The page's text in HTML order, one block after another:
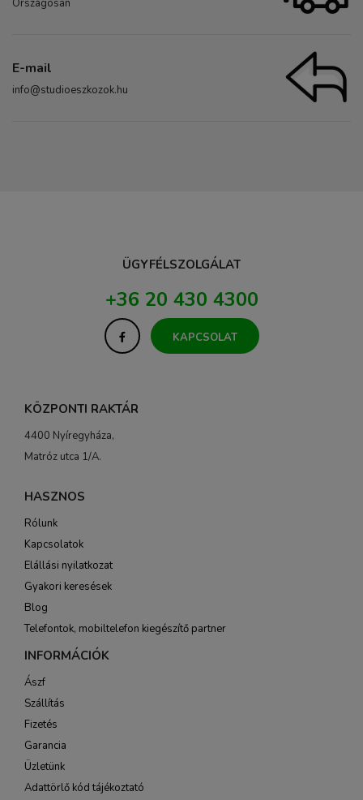
Országosan
E-mail
info@studioeszkozok.hu
ÜGYFÉLSZOLGÁLAT
+36 20 430 4300
KAPCSOLAT
KÖZPONTI RAKTÁR
4400 Nyíregyháza,
Matróz utca 1/A.
HASZNOS
Rólunk
Kapcsolatok
Elállási nyilatkozat
Gyakori keresések
Blog
Telefontok, mobiltelefon kiegészítő partner
INFORMÁCIÓK
Ászf
Szállítás
Fizetés
Garancia
Üzletünk
Adattörlő kód tájékoztató